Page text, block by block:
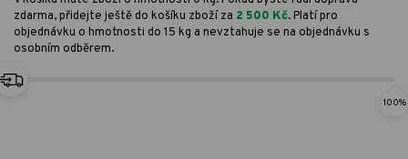
zdarma, přidejte ještě do košíku zboží za 2 500 Kč. Platí pro
objednávku o hmotnosti do 15 kg a nevztahuje se na objednávku s
osobním odběrem.
100%